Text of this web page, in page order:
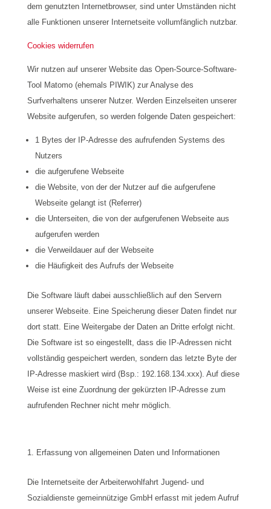
dem genutzten Internetbrowser, sind unter Umständen nicht
alle Funktionen unserer Internetseite vollumfänglich nutzbar.
Cookies widerrufen
Wir nutzen auf unserer Website das Open-Source-Software-
Tool Matomo (ehemals PIWIK) zur Analyse des
Surfverhaltens unserer Nutzer. Werden Einzelseiten unserer
Website aufgerufen, so werden folgende Daten gespeichert:
1 Bytes der IP-Adresse des aufrufenden Systems des
Nutzers
die aufgerufene Webseite
die Website, von der der Nutzer auf die aufgerufene
Webseite gelangt ist (Referrer)
die Unterseiten, die von der aufgerufenen Webseite aus
aufgerufen werden
die Verweildauer auf der Webseite
die Häufigkeit des Aufrufs der Webseite
Die Software läuft dabei ausschließlich auf den Servern
unserer Webseite. Eine Speicherung dieser Daten findet nur
dort statt. Eine Weitergabe der Daten an Dritte erfolgt nicht.
Die Software ist so eingestellt, dass die IP-Adressen nicht
vollständig gespeichert werden, sondern das letzte Byte der
IP-Adresse maskiert wird (Bsp.: 192.168.134.xxx). Auf diese
Weise ist eine Zuordnung der gekürzten IP-Adresse zum
aufrufenden Rechner nicht mehr möglich.
Erfassung von allgemeinen Daten und Informationen
Die Internetseite der Arbeiterwohlfahrt Jugend- und
Sozialdienste gemeinnützige GmbH erfasst mit jedem Aufruf